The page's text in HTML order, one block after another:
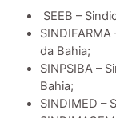
SEEB –
da Bahia;
SINPSIBA –
Bahia;
SINDIMED –